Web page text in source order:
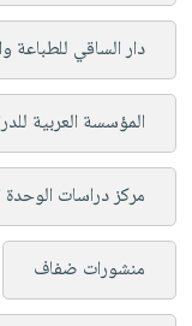
دار الساقي للطباعة
المؤسسة العربية
مركز دراسات الوحدة
منشورات ضفاف